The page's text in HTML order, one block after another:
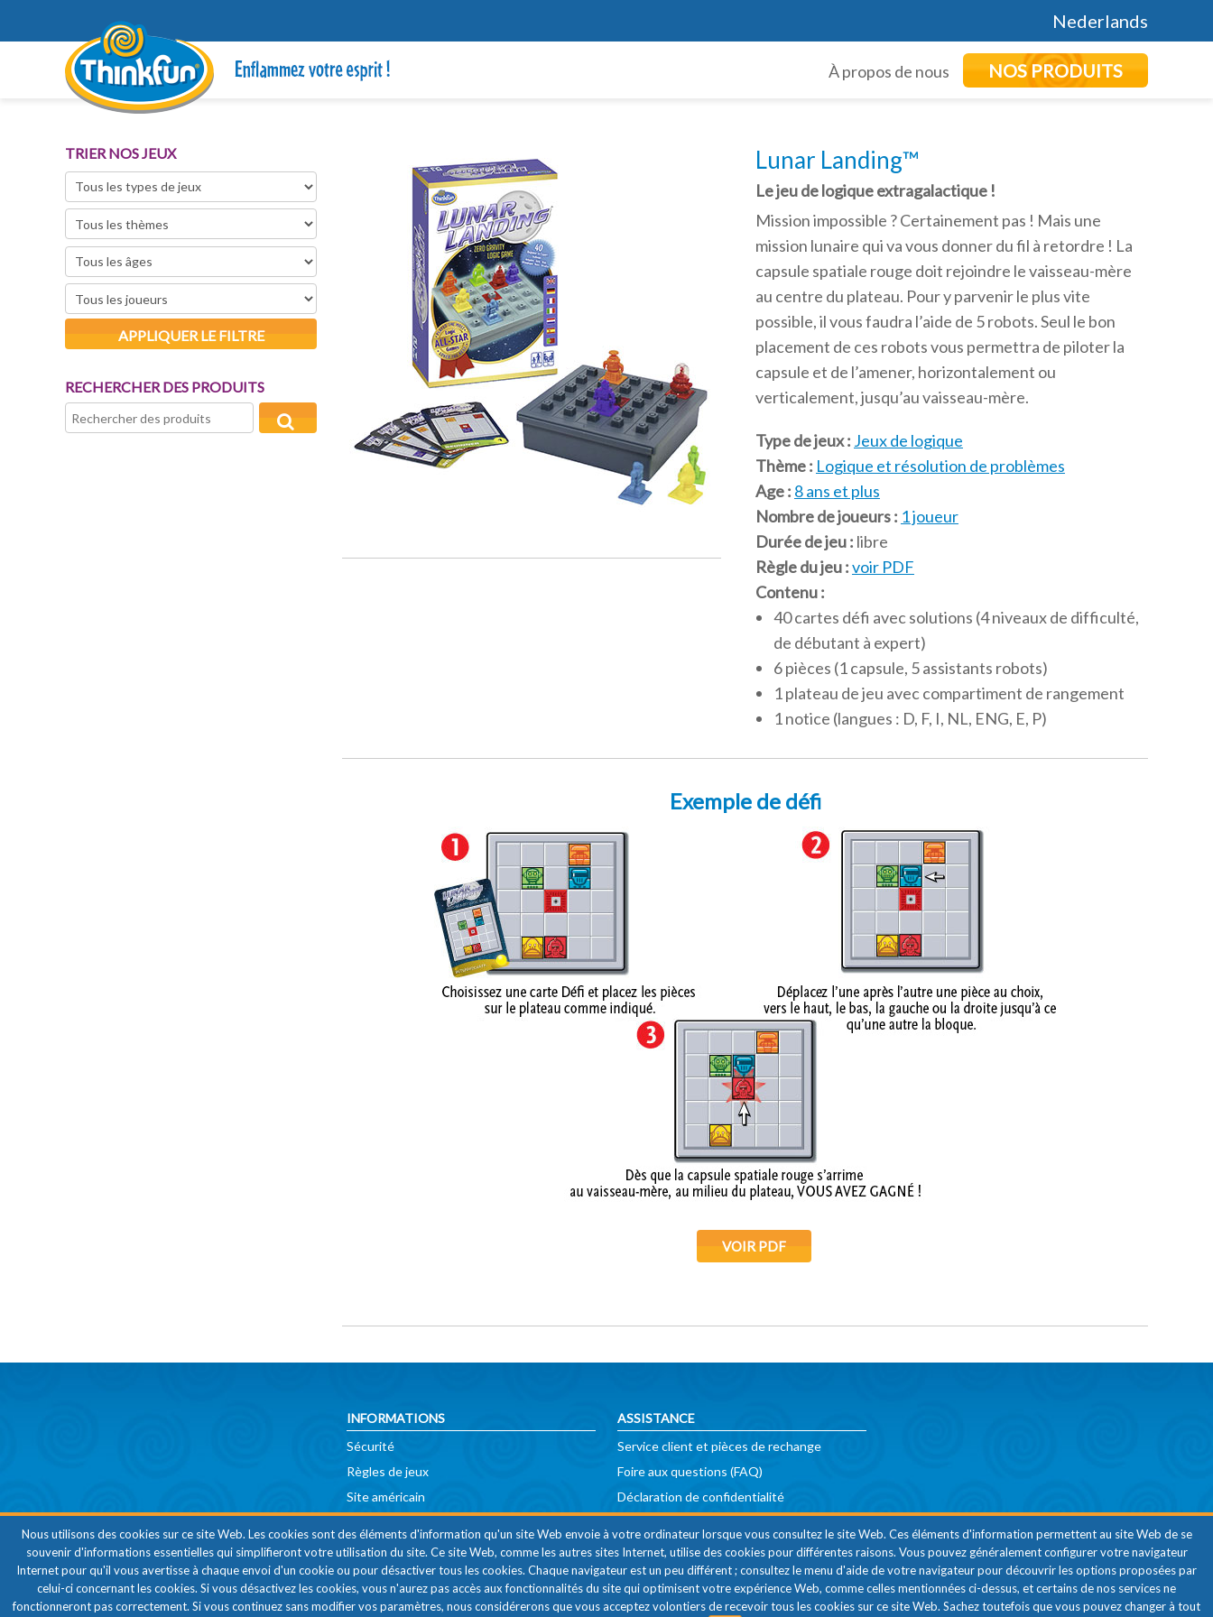
Nederlands
À propos de nous NOS PRODUITS
Lunar Landing™
Le jeu de logique extragalactique !
Mission impossible ? Certainement pas ! Mais une
mission lunaire qui va vous donner du fil à retordre ! La
capsule spatiale rouge doit rejoindre le vaisseau-mère
au centre du plateau. Pour y parvenir le plus vite
possible, il vous faudra l’aide de 5 robots. Seul le bon
placement de ces robots vous permettra de piloter la
capsule et de l’amener, horizontalement ou
verticalement, jusqu’au vaisseau-mère.
Type de jeux : Jeux de logique
Thème : Logique et résolution de problèmes
Age : 8 ans et plus
Nombre de joueurs : 1 joueur
Durée de jeu : libre
Règle du jeu :voir PDF
Contenu :
40 cartes défi avec solutions (4 niveaux de difficulté,
de débutant à expert)
6 pièces (1 capsule, 5 assistants robots)
1 plateau de jeu avec compartiment de rangement
1 notice (langues : D, F, I, NL, ENG, E, P)
Exemple de défi
VOIR PDF
TRIER NOS JEUX
APPLIQUER LE FILTRE
RECHERCHER DES PRODUITS
INFORMATIONS
Sécurité
Règles de jeux
Site américain
ASSISTANCE
Service client et pièces de rechange
Foire aux questions (FAQ)
Déclaration de confidentialité
Nous utilisons des cookies sur ce site Web. Les cookies sont des éléments d'information qu'un site Web envoie à votre ordinateur lorsque vous consultez le site Web. Ces éléments d'information permettent au site Web de se
souvenir d'informations essentielles qui simplifieront votre utilisation du site. Ce site Web, comme les autres sites Internet, utilise des cookies pour différentes raisons. Vous pouvez généralement configurer votre navigateur
Internet pour qu'il vous avertisse à chaque envoi d'un cookie ou pour désactiver tous les cookies. Chaque navigateur est un peu différent ; consultez le menu d'aide de votre navigateur pour découvrir les options proposées par
celui-ci concernant les cookies. Si vous désactivez les cookies, vous n'aurez pas accès aux fonctionnalités du site qui optimisent votre expérience Web, comme celles mentionnées ci-dessus, et certains de nos services ne
fonctionneront pas correctement. Si vous continuez sans modifier vos paramètres, nous considérerons que vous acceptez volontiers de recevoir tous les cookies sur ce site Web. Sachez toutefois que vous pouvez changer à tout